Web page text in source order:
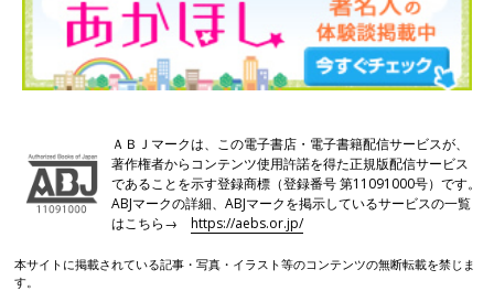
ＡＢＪマークは、この電子書店・電子書籍配信サービスが、
著作権者からコンテンツ使用許諾を得た正規版配信サービス
であることを示す登録商標（登録番号 第11091000号）です。
ABJマークの詳細、ABJマークを掲示しているサービスの一覧
はこちら→https://aebs.or.jp/
本サイトに掲載されている記事・写真・イラスト等のコンテンツの無断転載を禁じま
す。